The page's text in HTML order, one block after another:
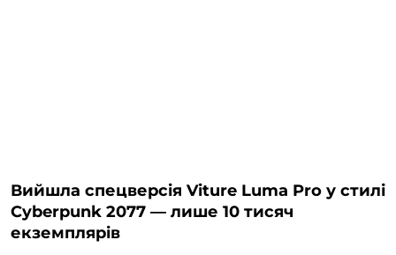
Вийшла спецверсія Viture Luma Pro у стилі
Cyberpunk 2077 — лише 10 тисяч
екземплярів